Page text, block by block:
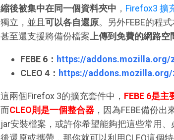
縮後被集中在同一個資料夾中 ， Firefox3 擴
獨立，並且 可以各自還原。另外FEBE的程
甚至還支援將備份檔案 上傳到免費的網路空
FEBE 6： https://
CLEO 4： https://
這兩個Firefox 3的擴充套件中， FEBE 6是主
而CLEO則是一個整合器 ，因為FEBE備份出
jar安裝檔案，或許你希望能夠把這些常用
後還原或攜帶，那你就可以利用CLEO這個